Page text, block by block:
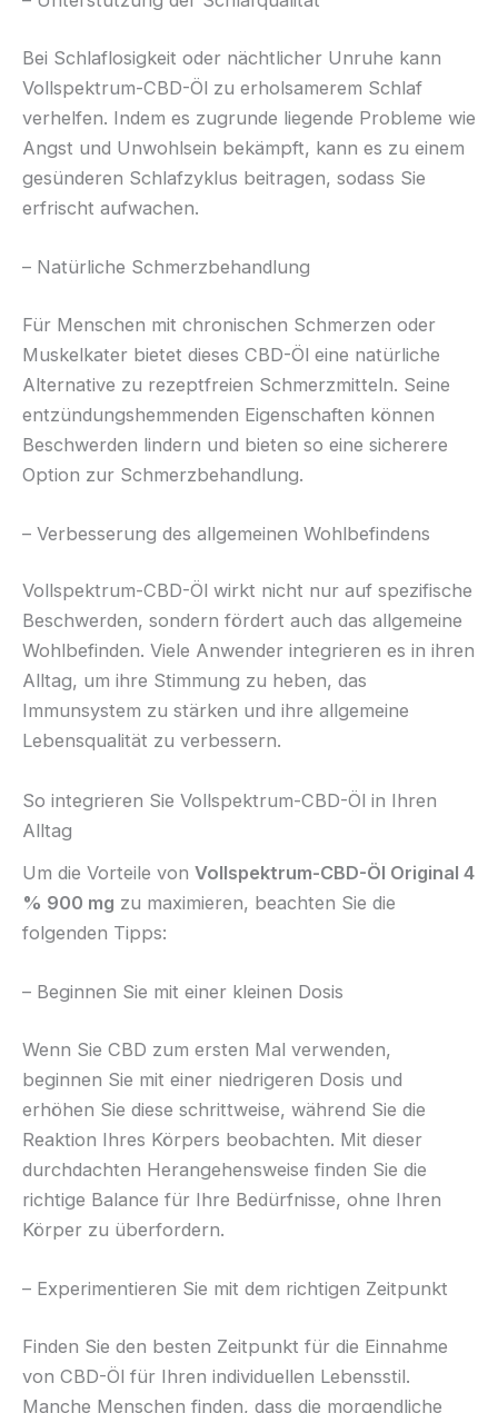
Bei Schlaflosigkeit oder nächtlicher Unruhe kann
Vollspektrum-CBD-Öl zu erholsamerem Schlaf
verhelfen. Indem es zugrunde liegende Probleme wie
Angst und Unwohlsein bekämpft, kann es zu einem
gesünderen Schlafzyklus beitragen, sodass Sie
erfrischt aufwachen.
– Natürliche Schmerzbehandlung
Für Menschen mit chronischen Schmerzen oder
Muskelkater bietet dieses CBD-Öl eine natürliche
Alternative zu rezeptfreien Schmerzmitteln. Seine
entzündungshemmenden Eigenschaften können
Beschwerden lindern und bieten so eine sicherere
Option zur Schmerzbehandlung.
– Verbesserung des allgemeinen Wohlbefindens
Vollspektrum-CBD-Öl wirkt nicht nur auf spezifische
Beschwerden, sondern fördert auch das allgemeine
Wohlbefinden. Viele Anwender integrieren es in ihren
Alltag, um ihre Stimmung zu heben, das
Immunsystem zu stärken und ihre allgemeine
Lebensqualität zu verbessern.
So integrieren Sie Vollspektrum-CBD-Öl in Ihren
Alltag
Um die Vorteile von Vollspektrum-CBD-Öl Original 4
% 900 mg zu maximieren, beachten Sie die
folgenden Tipps:
– Beginnen Sie mit einer kleinen Dosis
Wenn Sie CBD zum ersten Mal verwenden,
beginnen Sie mit einer niedrigeren Dosis und
erhöhen Sie diese schrittweise, während Sie die
Reaktion Ihres Körpers beobachten. Mit dieser
durchdachten Herangehensweise finden Sie die
richtige Balance für Ihre Bedürfnisse, ohne Ihren
Körper zu überfordern.
– Experimentieren Sie mit dem richtigen Zeitpunkt
Finden Sie den besten Zeitpunkt für die Einnahme
von CBD-Öl für Ihren individuellen Lebensstil.
Manche Menschen finden, dass die morgendliche